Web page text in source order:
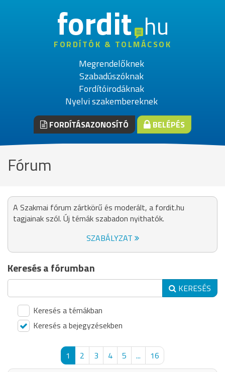
fordithu
FORDÍTÓK & TOLMÁCSOK
Megrendelőknek
Szabadúszóknak
Fordítóirodáknak
Nyelvi szakembereknek
FORDÍTÁSAZONOSÍTÓ BELÉPÉS
Fórum
A Szakmai fórum zártkörű és moderált, a fordit.hu
tagjainak szól. Új témák szabadon nyithatók.
SZABÁLYZAT
Keresés a fórumban
KERESÉS
Keresés a témákban
Keresés a bejegyzésekben
1 2 3 4 5 ...
16